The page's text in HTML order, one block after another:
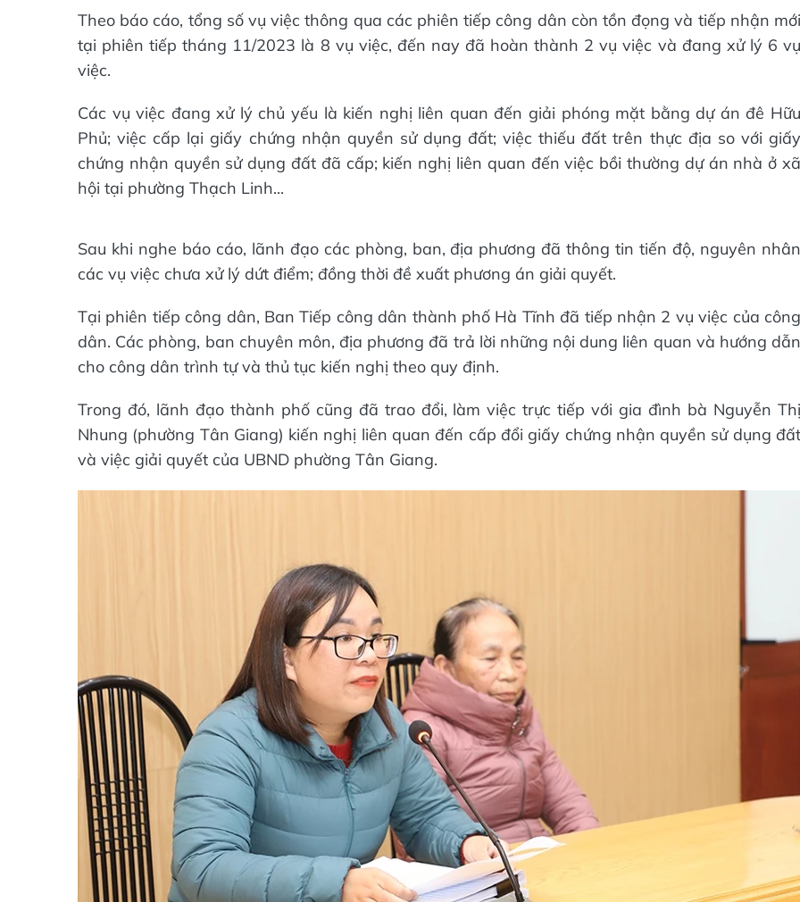
Theo báo cáo, tổng số vụ việc thông qua các phiên tiếp công dân còn tồn đọng và tiếp nhận mới
tại phiên tiếp tháng 11/2023 là 8 vụ việc, đến nay đã hoàn thành 2 vụ việc và đang xử lý 6 vụ
việc.
Các vụ việc đang xử lý chủ yếu là kiến nghị liên quan đến giải phóng mặt bằng dự án đê Hữu
Phủ; việc cấp lại giấy chứng nhận quyền sử dụng đất; việc thiếu đất trên thực địa so với giấy
chứng nhận quyền sử dụng đất đã cấp; kiến nghị liên quan đến việc bồi thường dự án nhà ở xã
hội tại phường Thạch Linh...
Sau khi nghe báo cáo, lãnh đạo các phòng, ban, địa phương đã thông tin tiến độ, nguyên nhân
các vụ việc chưa xử lý dứt điểm; đồng thời đề xuất phương án giải quyết.
Tại phiên tiếp công dân, Ban Tiếp công dân thành phố Hà Tĩnh đã tiếp nhận 2 vụ việc của công
dân. Các phòng, ban chuyên môn, địa phương đã trả lời những nội dung liên quan và hướng dẫn
cho công dân trình tự và thủ tục kiến nghị theo quy định.
Trong đó, lãnh đạo thành phố cũng đã trao đổi, làm việc trực tiếp với gia đình bà Nguyễn Thị
Nhung (phường Tân Giang) kiến nghị liên quan đến cấp đổi giấy chứng nhận quyền sử dụng đất
và việc giải quyết của UBND phường Tân Giang.